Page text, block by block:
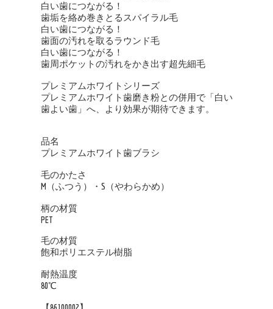
白い歯につながる！
歯垢を絡め巻きとるスパイラル毛
白い歯につながる！
歯面の汚れを取るラウンド毛
白い歯につながる！
歯周ポケットの汚れをかき出す超先細毛
プレミアムホワイトシリーズ
プレミアムホワイト歯磨き粉との併用で「白い
歯よい歯」へ、より効果が期待できます。
品名
プレミアムホワイト歯ブラシ
毛のかたさ
M（ふつう）・S（やわらかめ）
柄の材質
PET
毛の材質
飽和ポリエステル樹脂
耐熱温度
80℃